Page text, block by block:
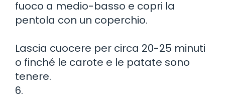
fuoco a medio-basso e copri la
pentola con un coperchio.
Lascia cuocere per circa 20-25 minuti
o finché le carote e le patate sono
tenere.
6.